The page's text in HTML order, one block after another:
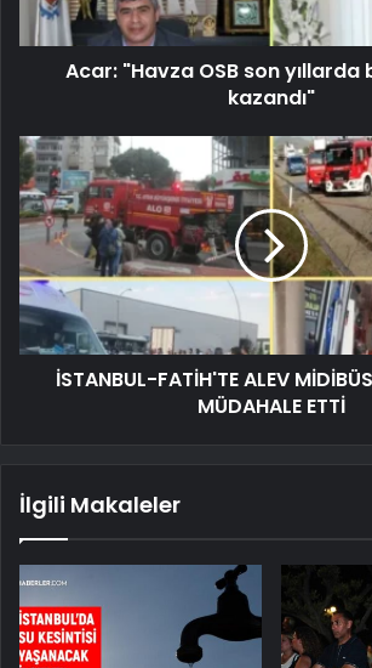
Acar: "Havza OSB son yıllarda
kazandı"
İSTANBUL-FATİH'TE ALEV
MÜDAHALE ETTİ
İlgili Makaleler